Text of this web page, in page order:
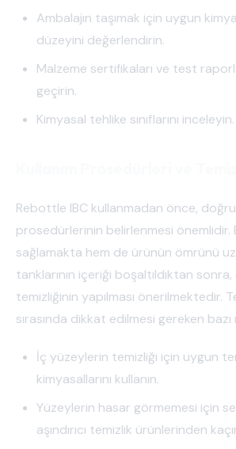
Ambalajın taşımak için uygun
düzeyini değerlendirin.
Malzeme sertifikaları ve test
geçirin.
Kimyasal tehlike sınıflarını inceleyin.
Rebottle IBC kullanmadan önce, doğru
prosedürlerinin belirlenmesi önemlidir.
sağlamakta hem de ürünün ömrünü
tanklarının içeriği boşaltıldıktan
temizliğinin yapılması önerilmektedir.
sırasında dikkat edilmesi gereken
İç yüzeylerin temizliği için uygun
kimyasallarını kullanın.
Yüzeylerin hasar görmemesi için
aşındırıcı temizlik ürünlerinden